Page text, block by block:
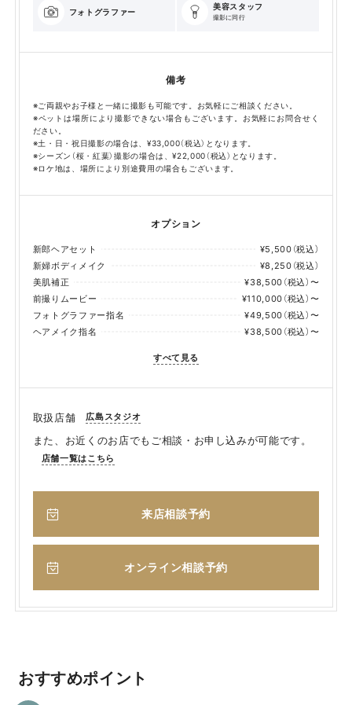
フォトグラファー
美容スタッフ
撮影に同行
備考
※ご両親やお子様と一緒に撮影も可能です。お気軽にご相談ください。
※ペットは場所により撮影できない場合もございます。お気軽にお問合せく
ださい。
※土・日・祝日撮影の場合は、¥33,000（税込）となります。
※シーズン（桜・紅葉）撮影の場合は、¥22,000（税込）となります。
※ロケ地は、場所により別途費用の場合もございます。
オプション
新郎ヘアセット
¥5,500（税込）
新婦ボディメイク
¥8,250（税込）
美肌補正
¥38,500（税込）〜
前撮りムービー
¥110,000（税込）〜
フォトグラファー指名
¥49,500（税込）〜
ヘアメイク指名
¥38,500（税込）〜
すべて見る
取扱店舗 広島スタジオ
また、お近くのお店でもご相談・お申し込みが可能です。
店舗一覧はこちら
来店相談予約
オンライン相談予約
おすすめポイント